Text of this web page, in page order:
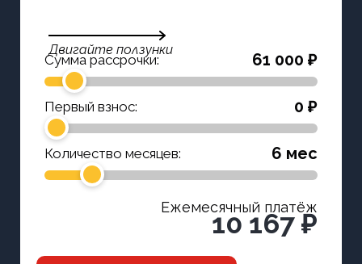
Двигайте ползунки
Сумма рассрочки: 61 000 ₽
Первый взнос: 0 ₽
Количество месяцев: 6 мес
Ежемесячный платёж
10 167 ₽